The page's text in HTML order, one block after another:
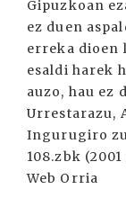
Gipuzkoan
ez duen
erreka dioen
esaldi harek
auzo, hau ez
Urrestarazu,
Ingurugiro
108.zbk
Web Orria